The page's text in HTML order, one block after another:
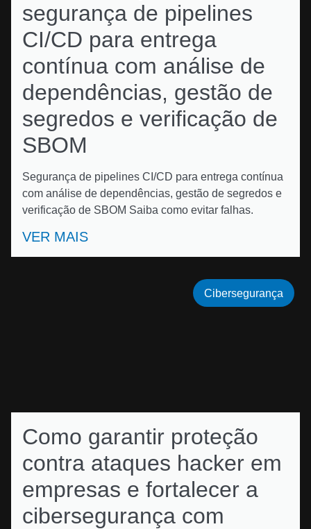
segurança de pipelines
CI/CD para entrega
contínua com análise de
dependências, gestão de
segredos e verificação de
SBOM
Segurança de pipelines CI/CD para entrega contínua
com análise de dependências, gestão de segredos e
verificação de SBOM Saiba como evitar falhas.
VER MAIS
Como garantir proteção
contra ataques hacker em
empresas e fortalecer a
cibersegurança com
Cibersegurança